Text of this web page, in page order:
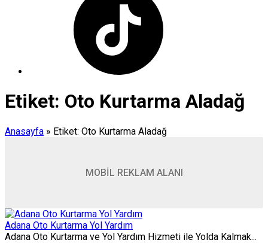
Etiket: Oto Kurtarma Aladağ
Anasayfa » Etiket: Oto Kurtarma Aladağ
MOBİL REKLAM ALANI
Adana Oto Kurtarma Yol Yardım
Adana Oto Kurtarma ve Yol Yardım Hizmeti ile Yolda Kalmak...